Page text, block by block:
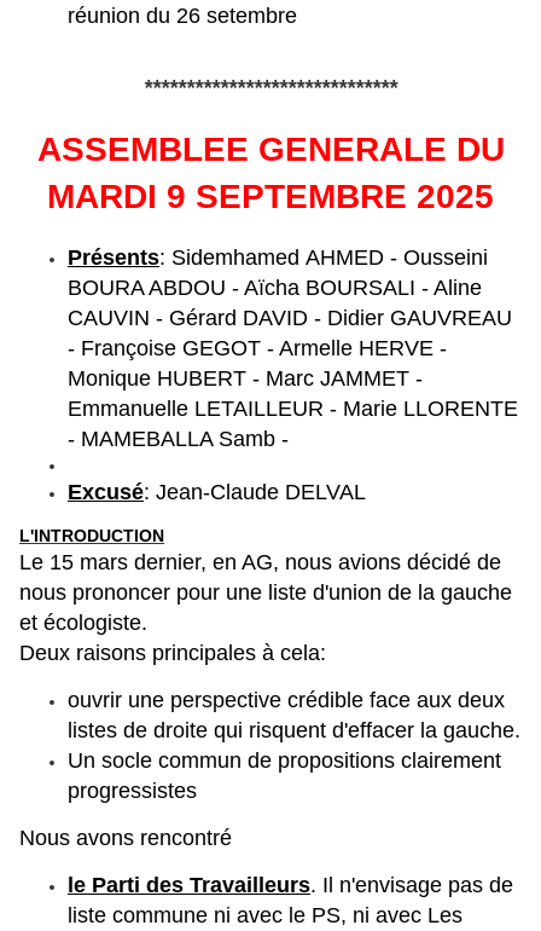
réunion du 26 setembre
******************************
ASSEMBLEE GENERALE DU
MARDI 9 SEPTEMBRE 2025
Présents: Sidemhamed AHMED - Ousseini
BOURA ABDOU - Aïcha BOURSALI - Aline
CAUVIN - Gérard DAVID - Didier GAUVREAU
- Françoise GEGOT - Armelle HERVE -
Monique HUBERT - Marc JAMMET -
Emmanuelle LETAILLEUR - Marie LLORENTE
- MAMEBALLA Samb -
Excusé: Jean-Claude DELVAL
L'INTRODUCTION
Le 15 mars dernier, en AG, nous avions décidé de
nous prononcer pour une liste d'union de la gauche
et écologiste.
Deux raisons principales à cela:
ouvrir une perspective crédible face aux deux
listes de droite qui risquent d'effacer la gauche.
Un socle commun de propositions clairement
progressistes
Nous avons rencontré
le Parti des Travailleurs. Il n'envisage pas de
liste commune ni avec le PS, ni avec Les